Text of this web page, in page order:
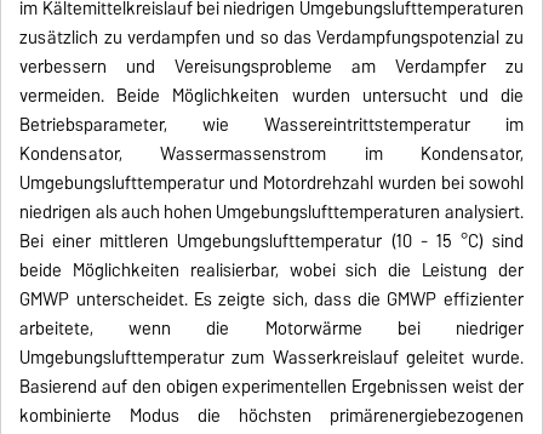
im Kältemittelkreislauf bei niedrigen Umgebungslufttemperaturen
zusätzlich zu verdampfen und so das Verdampfungspotenzial zu
verbessern und Vereisungsprobleme am Verdampfer zu
vermeiden. Beide Möglichkeiten wurden untersucht und die
Betriebsparameter, wie Wassereintrittstemperatur im
Kondensator, Wassermassenstrom im Kondensator,
Umgebungslufttemperatur und Motordrehzahl wurden bei sowohl
niedrigen als auch hohen Umgebungslufttemperaturen analysiert.
Bei einer mittleren Umgebungslufttemperatur (10 - 15 °C) sind
beide Möglichkeiten realisierbar, wobei sich die Leistung der
GMWP unterscheidet. Es zeigte sich, dass die GMWP effizienter
arbeitete, wenn die Motorwärme bei niedriger
Umgebungslufttemperatur zum Wasserkreislauf geleitet wurde.
Basierend auf den obigen experimentellen Ergebnissen weist der
kombinierte Modus die höchsten primärenergiebezogenen